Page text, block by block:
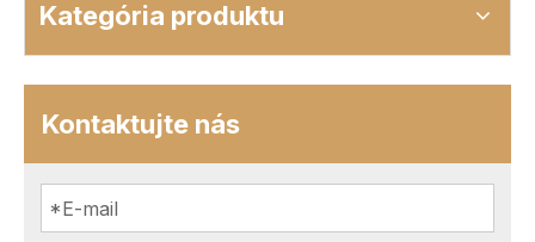
Kategória produktu
Kontaktujte nás